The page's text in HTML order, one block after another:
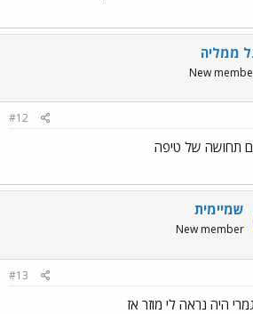
ממליה
New
#12
תחושה של טיפה
שמיימית
New member
#13
היה נראה לי מוזר אז